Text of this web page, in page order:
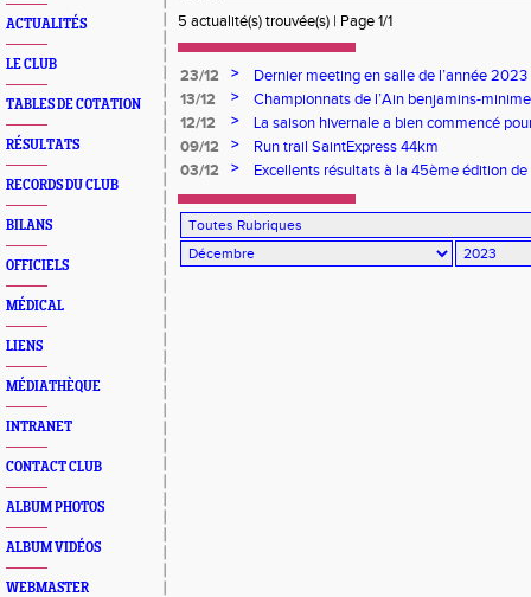
ACTUALITÉS
LE CLUB
TABLES DE COTATION
RÉSULTATS
RECORDS DU CLUB
BILANS
OFFICIELS
MÉDICAL
LIENS
MÉDIATHÈQUE
INTRANET
CONTACT CLUB
ALBUM PHOTOS
ALBUM VIDÉOS
WEBMASTER
5 actualité(s) trouvée(s) | Page 1/1
23/12 >
Dernier meeting en salle de l’année 2023
13/12
>
Championnats de l’Ain benjamins-
12/12
>
La saison hivernale a bien commencé
09/12
>
Run trail SaintExpress 44km
03/12
> Excellents résultats à la 45ème édition